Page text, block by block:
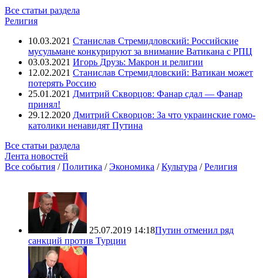
Все статьи раздела
Религия
10.03.2021 Станислав Стремидловский: Российские
мусульмане конкурируют за внимание Ватикана с РПЦ
03.03.2021 Игорь Друзь: Макрон и религии
12.02.2021 Станислав Стремидловский: Ватикан может
потерять Россию
25.01.2021 Дмитрий Скворцов: Фанар сдал — Фанар
принял!
29.12.2020 Дмитрий Скворцов: За что украинские гомо-
католики ненавидят Путина
Все статьи раздела
Лента новостей
Все события /Политика /Экономика /Культура /Религия
25.07.2019 14:18Путин отменил ряд
санкций против Турции